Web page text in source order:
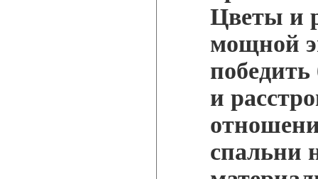
Цветы и
мощной
и
спальни